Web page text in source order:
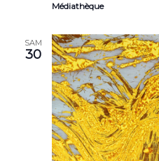
Médiathèque
SAM
30